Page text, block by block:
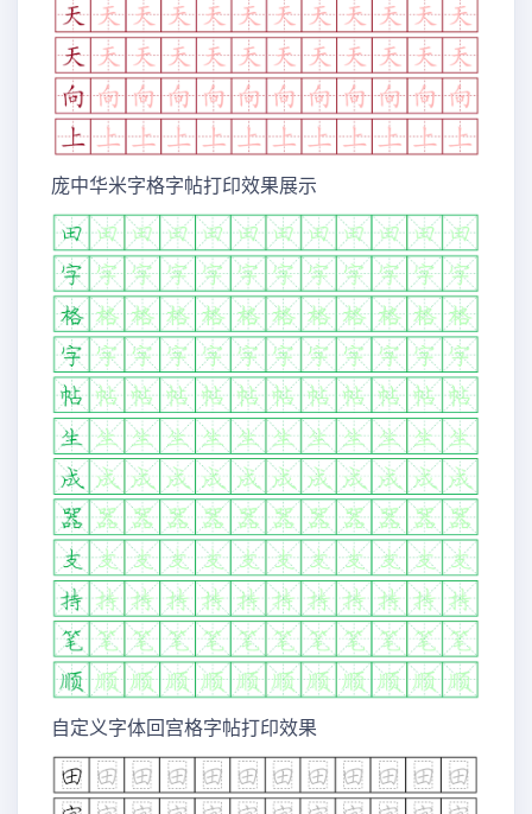
庞中华米字格字帖打印效果展示
自定义字体回宫格字帖打印效果